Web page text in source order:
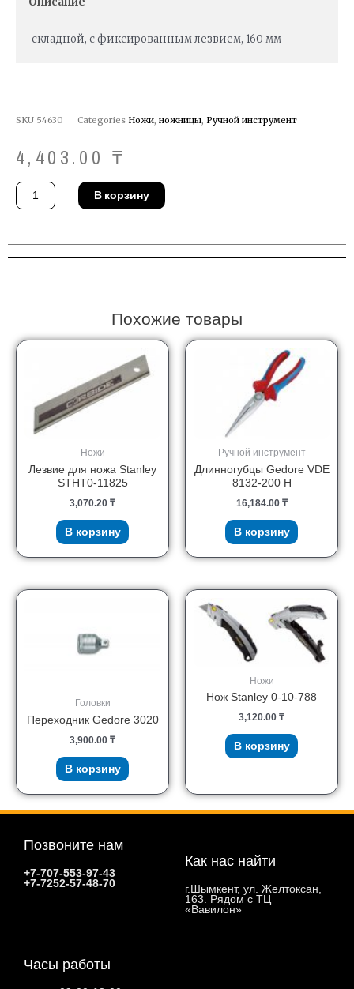
складной, с фиксированным лезвием, 160 мм
SKU 54630 Categories Ножи, ножницы, Ручной инструмент
4,403.00 ₸
Количество
товара
Нож
855
В корзину
Похожие товары
Ножи
Лезвие для ножа Stanley
STHT0-11825
3,070.20 ₸
В корзину
Ручной инструмент
Длинногубцы Gedore VDE
8132-200 H
16,184.00 ₸
В корзину
Головки
Переходник Gedore 3020
3,900.00 ₸
В корзину
Ножи
Нож Stanley 0-10-788
3,120.00 ₸
В корзину
Позвоните нам
+7-707-553-97-43
+7-7252-57-48-70
Как нас найти
г.Шымкент, ул. Желтоксан,
163. Рядом с ТЦ
«Вавилон»
Часы работы